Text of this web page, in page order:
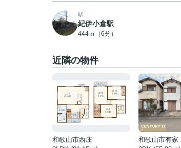
駅
紀伊小倉駅
444ｍ（6分）
近隣の物件
和歌山市西庄
和歌山市有家